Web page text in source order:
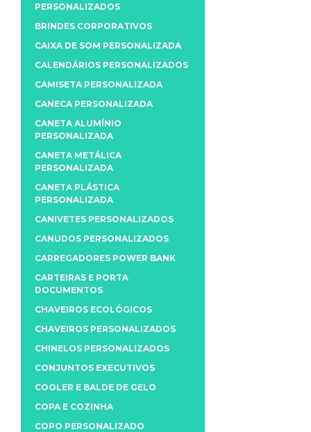
PERSONALIZADOS
BRINDES CORPORATIVOS
CAIXA DE SOM PERSONALIZADA
CALENDÁRIOS PERSONALIZADOS
CAMISETA PERSONALIZADA
CANECA PERSONALIZADA
CANETA ALUMÍNIO
PERSONALIZADA
CANETA METÁLICA
PERSONALIZADA
CANETA PLÁSTICA
PERSONALIZADA
CANIVETES PERSONALIZADOS
CANUDOS PERSONALIZADOS
CARREGADORES POWER BANK
CARTEIRAS E PORTA
DOCUMENTOS
CHAVEIROS ECOLÓGICOS
CHAVEIROS PERSONALIZADOS
CHINELOS PERSONALIZADOS
CONJUNTOS EXECUTIVOS
COOLER E BALDE DE GELO
COPA E COZINHA
COPO PERSONALIZADO